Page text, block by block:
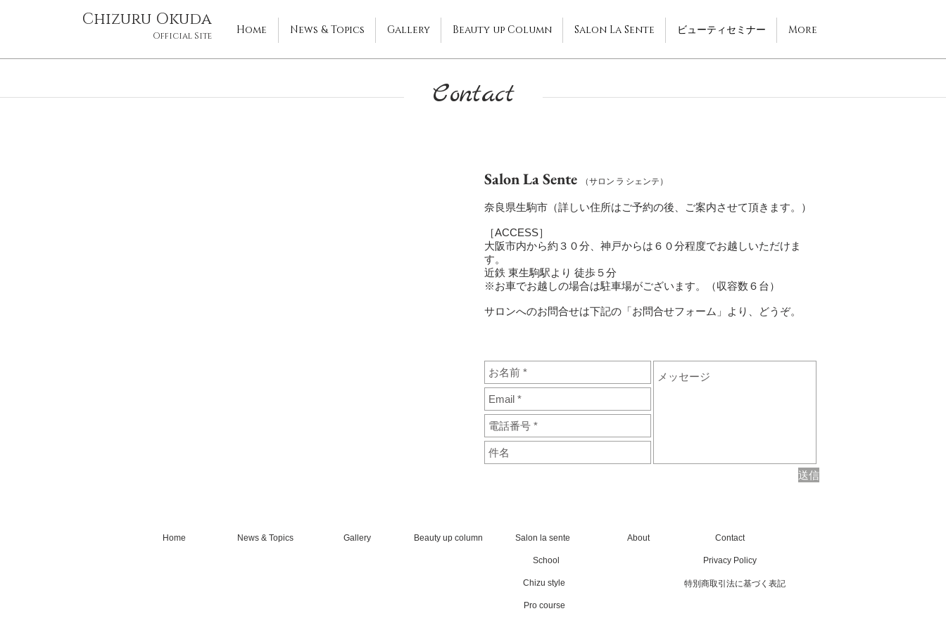
Chizuru Okuda
Official Site Home News & Topics Gallery Beauty up Column Salon La Sente ビューティセミナー More
Contact
Salon La Sente （サロン ラ シェンテ）
奈良県生駒市（詳しい住所はご予約の後、ご案内させて頂きます。）
［ACCESS］
​大阪市内から約３０分、神戸からは６０分程度でお越しいただけま
す。
近鉄 東生駒駅より 徒歩５分
※お車でお越しの場合は駐車場がございます。（収容数６台）
サロンへのお問合せは下記の「お問合せフォーム」より、どうぞ。
送信
Home News & Topics Gallery Beauty up column Salon la sente
School
Chizu style
Pro course
About Contact
Privacy Policy
特別商取引法に基づく表記